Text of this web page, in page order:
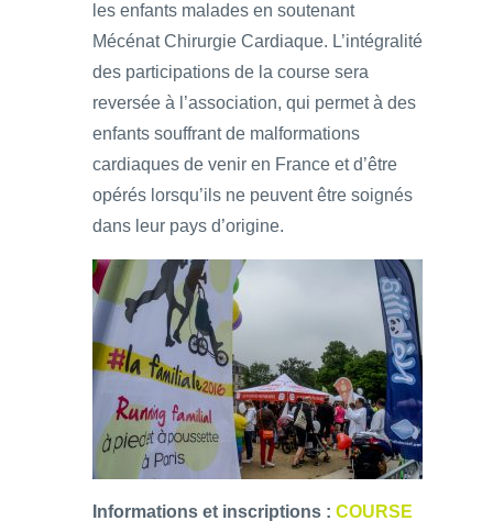
les enfants malades en soutenant
Mécénat Chirurgie Cardiaque. L’intégralité
des participations de la course sera
reversée à l’association, qui permet à des
enfants souffrant de malformations
cardiaques de venir en France et d’être
opérés lorsqu’ils ne peuvent être soignés
dans leur pays d’origine.
Informations et inscriptions : COURSE